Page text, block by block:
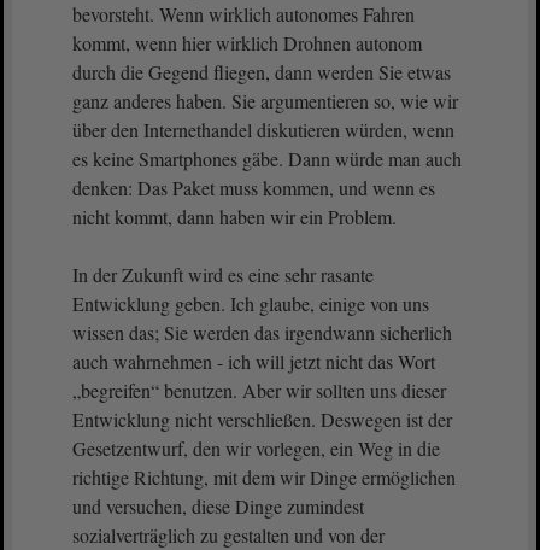
bevorsteht. Wenn wirklich autonomes Fahren
kommt, wenn hier wirklich Drohnen autonom
durch die Gegend fliegen, dann werden Sie etwas
ganz anderes haben. Sie argumentieren so, wie wir
über den Internethandel diskutieren würden, wenn
es keine Smartphones gäbe. Dann würde man auch
denken: Das Paket muss kommen, und wenn es
nicht kommt, dann haben wir ein Problem.
In der Zukunft wird es eine sehr rasante
Entwicklung geben. Ich glaube, einige von uns
wissen das; Sie werden das irgendwann sicherlich
auch wahrnehmen - ich will jetzt nicht das Wort
„begreifen“ benutzen. Aber wir sollten uns dieser
Entwicklung nicht verschließen. Deswegen ist der
Gesetzentwurf, den wir vorlegen, ein Weg in die
richtige Richtung, mit dem wir Dinge ermöglichen
und versuchen, diese Dinge zumindest
sozialverträglich zu gestalten und von der